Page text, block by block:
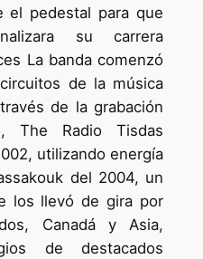
el pedestal para que
su carrera
La banda comenzó
de la música
de la grabación
The Radio Tisdas
utilizando energía
del 2004, un
los llevó de gira por
Canadá y Asia,
de destacados